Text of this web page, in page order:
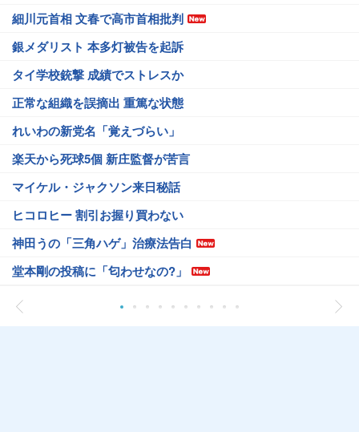
細川元首相 文春で高市首相批判
銀メダリスト 本多灯被告を起訴
タイ学校銃撃 成績でストレスか
正常な組織を誤摘出 重篤な状態
れいわの新党名「覚えづらい」
楽天から死球5個 新庄監督が苦言
マイケル・ジャクソン来日秘話
ヒコロヒー 割引お握り買わない
神田うの「三角ハゲ」治療法告白
堂本剛の投稿に「匂わせなの?」